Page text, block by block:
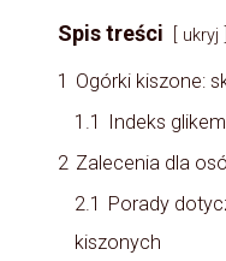
Spis treści ukryj
1 Ogórki kiszone:
1.1
Indeks
2 Zalecenia dla
2.1 Porady
kiszonych